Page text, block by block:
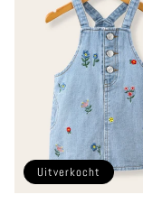
Uitverkocht